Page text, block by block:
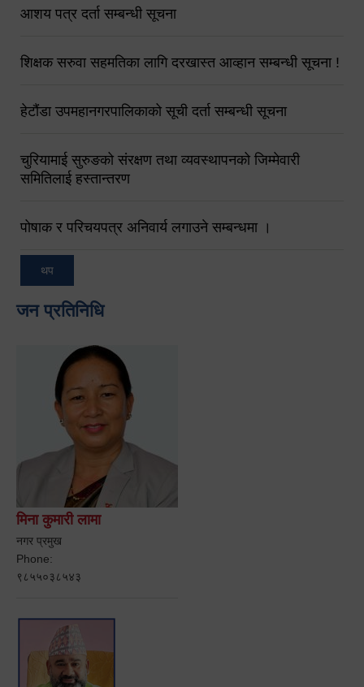
आशय पत्र दर्ता सम्बन्धी सूचना
शिक्षक सरुवा सहमतिका लागि दरखास्त आव्हान सम्बन्धी सूचना !
हेटौंडा उपमहानगरपालिकाको सूची दर्ता सम्बन्धी सूचना
चुरियामाई सुरुङको संरक्षण तथा व्यवस्थापनको जिम्मेवारी
समितिलाई हस्तान्तरण
पोषाक र परिचयपत्र अनिवार्य लगाउने सम्बन्धमा ।
थप
जन प्रतिनिधि
मिना कुमारी लामा
नगर प्रमुख
Phone:
९८५५०३८५४३